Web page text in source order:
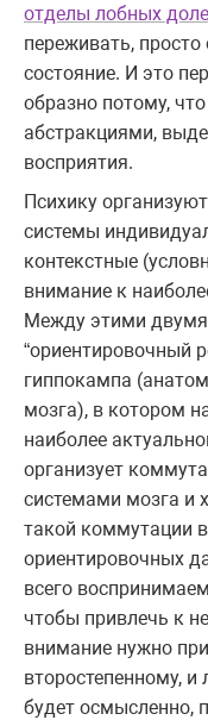
отделы лобных
переживать,
состояние. И это
образно потому,
абстракциями,
восприятия.
Психику
системы
контекстные
внимание к
Между этими
“ориентировочный
гиппокампа
мозга), в котором
наиболее
организует
системами мозга и
такой коммутации
ориентировочных
всего
чтобы привлечь к
внимание нужно
второстепенному,
будет осмысленно,